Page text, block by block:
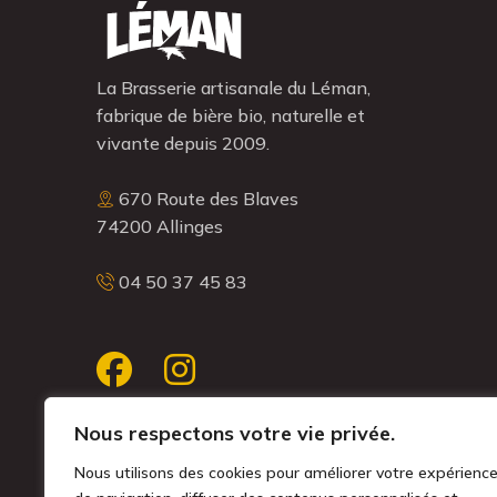
Nous respectons votre vie privée.
Nous utilisons des cookies pour améliorer votre expérience
La Brasserie artisanale du Léman,
fabrique de bière bio, naturelle et
vivante depuis 2009.
670 Route des Blaves
74200 Allinges
04 50 37 45 83
MENTIONS LÉGALES